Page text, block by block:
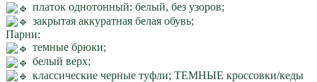
платок однотонный: белый, без узоров;
закрытая аккуратная белая обувь;
Парни:
темные брюки;
белый верх;
классические черные туфли; ТЕМНЫЕ кроссовки/кеды